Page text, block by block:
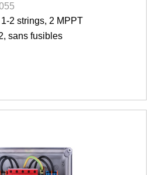
2 strings, 2 MPPT
sans fusibles